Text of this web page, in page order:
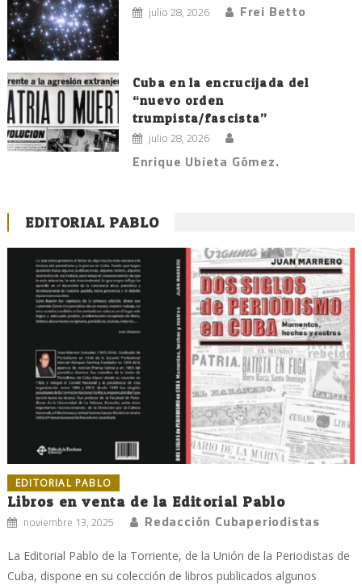
julio 28, 2026 Frei Betto
Cuba en la encrucijada del
“nuevo orden
trumpista/fascista”
julio 28, 2026
Enrique Ubieta Gómez.
EDITORIAL PABLO
EDITORIAL PABLO
Libros en venta de la Editorial Pablo
noviembre 13, 2025 Redacción Cubaperiodistas
La Editorial Pablo de la Torriente, de la Unión de la Periodistas de
Cuba, dispone en su colección de libros publicados algunos